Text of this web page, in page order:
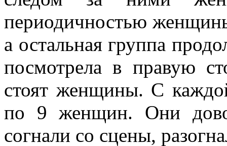
периодичностью
а остальная группа
посмотрела в правую
стоят женщины. С
по 9 женщин. Они
согнали со сцены,